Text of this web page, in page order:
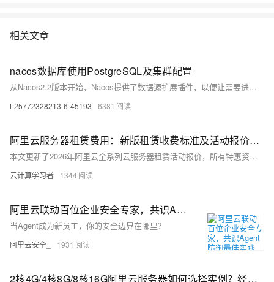
相关文章
nacos数据库使用PostgreSQL及集群配置
从Nacos2.2版本开始，Nacos提供了数据源扩展插件，以便让需要进行其他数据库适配的用户自己编写插件来保存数据。
t-25772328213-6-45193 6381
阿里云服务器租赁费用：新版租赁收费标准及活动报价参考
本文更新了2026年阿里云全系列云服务器租赁活动报价，所有特惠资源均可前往阿里云活动中心选购，整体覆盖从个人入门到企业级高性能场景的全梯度需求。其中轻量应用服务器主打极致性价比，2核2G峰值200M带宽配置每日10点、15点限时抢购价仅38元/年，2核4G配置379元/年起；高性价比的经济型e实例、通用算力型u2i实例覆盖2核4G至4核32G全档位，适配开发测试与中小型企业业务；搭载英特尔至强6处理器的第九代c9i企业级实例算力较上代提升20%，支撑高并发生产环境，不同实例规格价差清晰，用户可根据自身业务负载与预算灵活选型。
云计算学习者 1344
阿里云联动百位企业安全专家，共识Agent防御最佳实践
当Agent成为新员工，你的安全边界在哪里？
阿里云安全_ 1931
2核4G/4核8G/8核16G阿里云服务器如何选择实例？经济型e、通用算力型u2i与计算型c9i选哪个？